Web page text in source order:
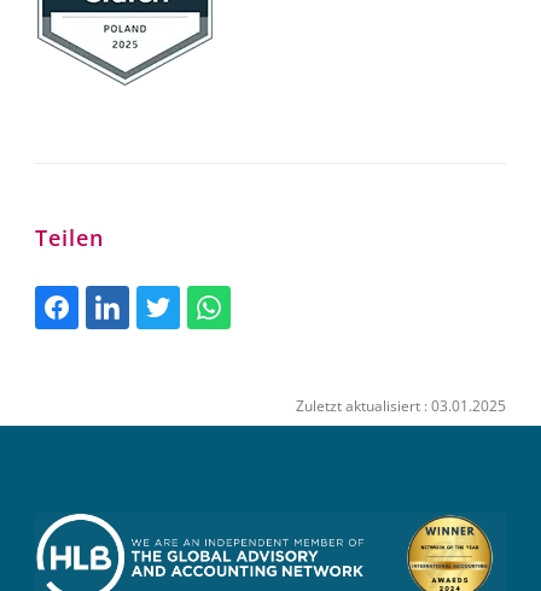
Teilen
Zuletzt aktualisiert : 03.01.2025